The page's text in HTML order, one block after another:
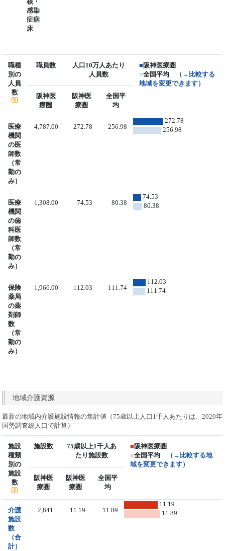
感染
症病
床
職種
別の
人員
数
職員数
人口10万人あたり
人員数
■ 阪神医療圏
■全国平均
（→比較する
地域を変更できます）
阪神医
療圏
阪神医
療圏
全国平
均
医療
機関
の医
師数
（常
勤の
み）
4,787.00 272.78 256.98
272.78
256.98
医療
機関
の歯
科医
師数
（常
勤の
み）
1,308.00 74.53 80.38
74.53
80.38
保険
薬局
の薬
剤師
数
（常
勤の
み）
1,966.00 112.03 111.74
112.03
111.74
地域介護資源
最新の地域内介護施設情報の集計値（75歳以上人口1千人あたりは、2020年
国勢調査総人口で計算）
施設
種類
別の
施設
数
施設数
75歳以上1千人あ
たり施設数
■ 阪神医療圏
■全国平均
（→比較する地
域を変更できます）
阪神医
療圏
阪神医
療圏
全国平
均
介護
施設
数
（合
計）
2,841 11.19 11.89
11.19
11.89